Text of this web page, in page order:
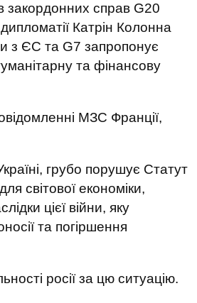
закордонних справ G20
Катрін Колонна
з ЄС та G7 запропонує
та фінансову
МЗС Франції,
грубо порушує Статут
світової економіки,
цієї війни, яку
та погіршення
росії за цю ситуацію.